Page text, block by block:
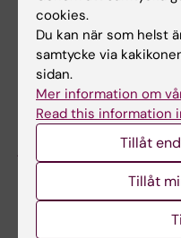
24 jun 2026
Kunskapsöversikt om
sköldkörtelcancer
tidskriften Nature Reviews
cookies.
Du kan när som helst
samtycke via
sidan.
Mer information om
Read this information
Tillåt
Tillåt